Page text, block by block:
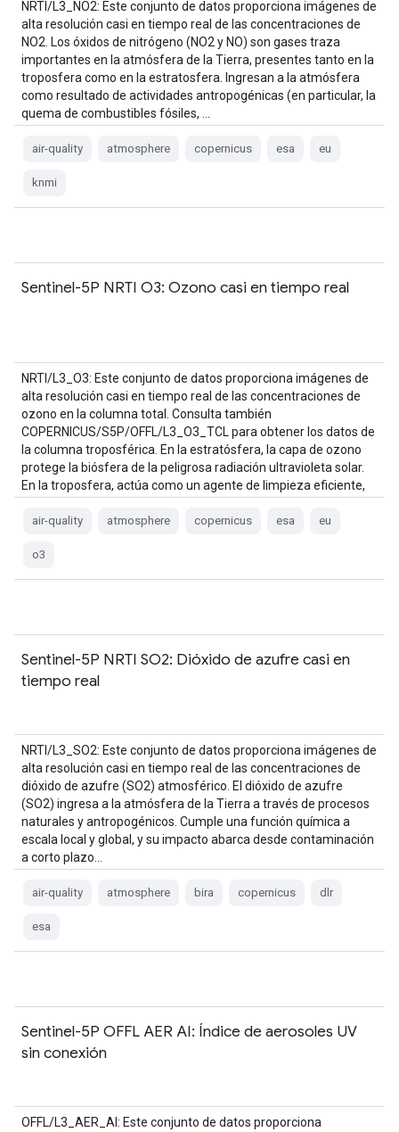
NRTI/L3_NO2: Este conjunto de datos proporciona imágenes de
alta resolución casi en tiempo real de las concentraciones de
NO2. Los óxidos de nitrógeno (NO2 y NO) son gases traza
importantes en la atmósfera de la Tierra, presentes tanto en la
troposfera como en la estratosfera. Ingresan a la atmósfera
como resultado de actividades antropogénicas (en particular, la
quema de combustibles fósiles, …
air-quality atmosphere copernicus esa eu
knmi
Sentinel-5P NRTI O3: Ozono casi en tiempo real
NRTI/L3_O3: Este conjunto de datos proporciona imágenes de
alta resolución casi en tiempo real de las concentraciones de
ozono en la columna total. Consulta también
COPERNICUS/S5P/OFFL/L3_O3_TCL para obtener los datos de
la columna troposférica. En la estratósfera, la capa de ozono
protege la biósfera de la peligrosa radiación ultravioleta solar.
En la troposfera, actúa como un agente de limpieza eficiente,
air-quality atmosphere copernicus esa eu
o3
Sentinel-5P NRTI SO2: Dióxido de azufre casi en
tiempo real
NRTI/L3_SO2: Este conjunto de datos proporciona imágenes de
alta resolución casi en tiempo real de las concentraciones de
dióxido de azufre (SO2) atmosférico. El dióxido de azufre
(SO2) ingresa a la atmósfera de la Tierra a través de procesos
naturales y antropogénicos. Cumple una función química a
escala local y global, y su impacto abarca desde contaminación
a corto plazo…
air-quality atmosphere bira copernicus dlr
esa
Sentinel-5P OFFL AER AI: Índice de aerosoles UV
sin conexión
OFFL/L3_AER_AI: Este conjunto de datos proporciona